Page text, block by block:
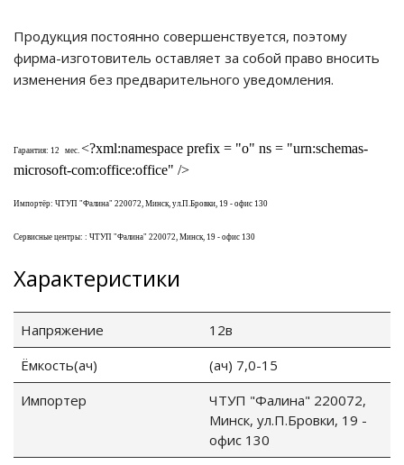
Продукция постоянно совершенствуется, поэтому
фирма-изготовитель оставляет за собой право вносить
изменения без предварительного уведомления.
Гарантия: 12 мес. <?xml:namespace prefix = "o" ns = "urn:schemas-
microsoft-com:office:office" />
Импортёр: ЧТУП "Фалина" 220072, Минск, ул.П.Бровки, 19 - офис 130
Сервисные центры: : ЧТУП "Фалина" 220072, Минск, 19 - офис 130
Характеристики
Напряжение
12в
Ёмкость(ач)
(ач) 7,0-15
Импортер
ЧТУП "Фалина" 220072,
Минск, ул.П.Бровки, 19 -
офис 130